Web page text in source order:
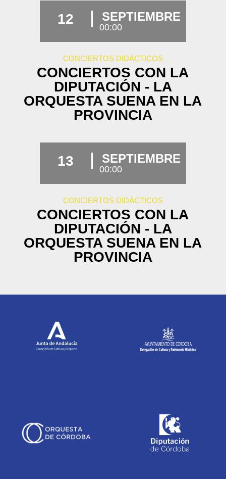
12 SEPTIEMBRE
00:00
CONCIERTOS DIDÁCTICOS
CONCIERTOS CON LA
DIPUTACIÓN - LA
ORQUESTA SUENA EN LA
PROVINCIA
13 SEPTIEMBRE
00:00
CONCIERTOS DIDÁCTICOS
CONCIERTOS CON LA
DIPUTACIÓN - LA
ORQUESTA SUENA EN LA
PROVINCIA